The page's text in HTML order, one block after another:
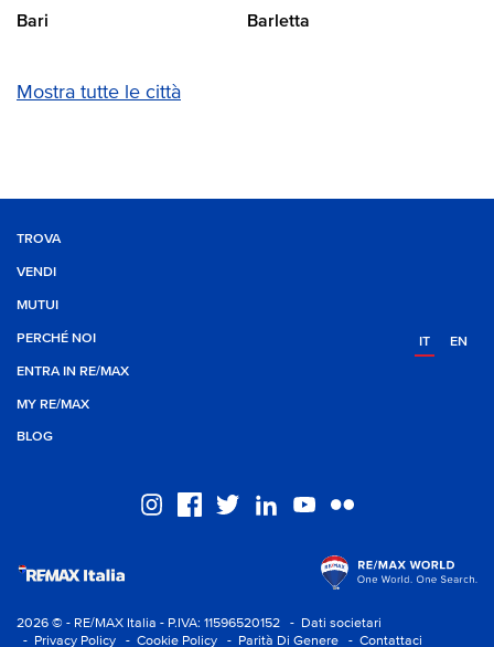
Bari Barletta
Mostra tutte le città
TROVA
VENDI
MUTUI
PERCHÉ NOI
ENTRA IN RE/MAX
MY RE/MAX
BLOG
IT EN
2026 © - RE/MAX Italia - P.IVA: 11596520152
- Dati societari
- Privacy Policy
- Cookie Policy - Parità Di Genere - Contattaci